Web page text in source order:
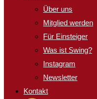
Über uns
Mitglied werden
Für Einsteiger
Was ist Swing?
Instagram
Newsletter
Kontakt